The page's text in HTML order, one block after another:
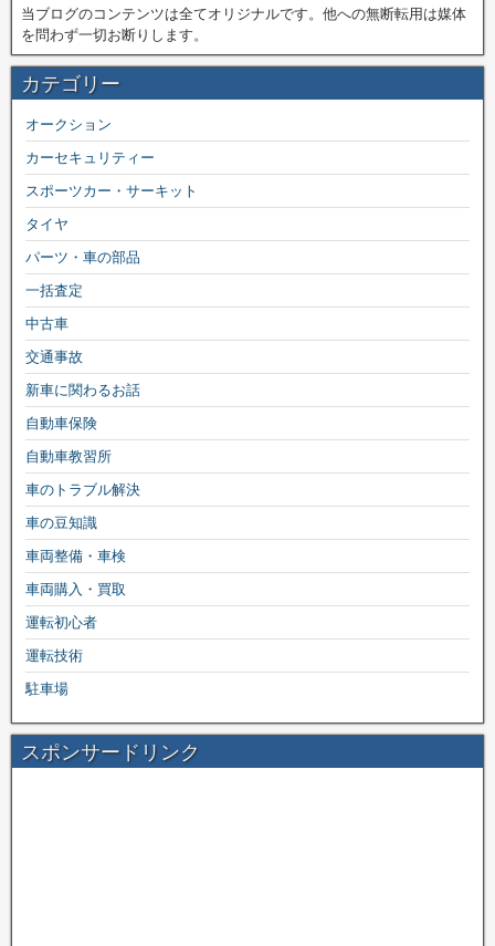
当ブログのコンテンツは全てオリジナルです。他への無断転用は媒体
を問わず一切お断りします。
カテゴリー
オークション
カーセキュリティー
スポーツカー・サーキット
タイヤ
パーツ・車の部品
一括査定
中古車
交通事故
新車に関わるお話
自動車保険
自動車教習所
車のトラブル解決
車の豆知識
車両整備・車検
車両購入・買取
運転初心者
運転技術
駐車場
スポンサードリンク